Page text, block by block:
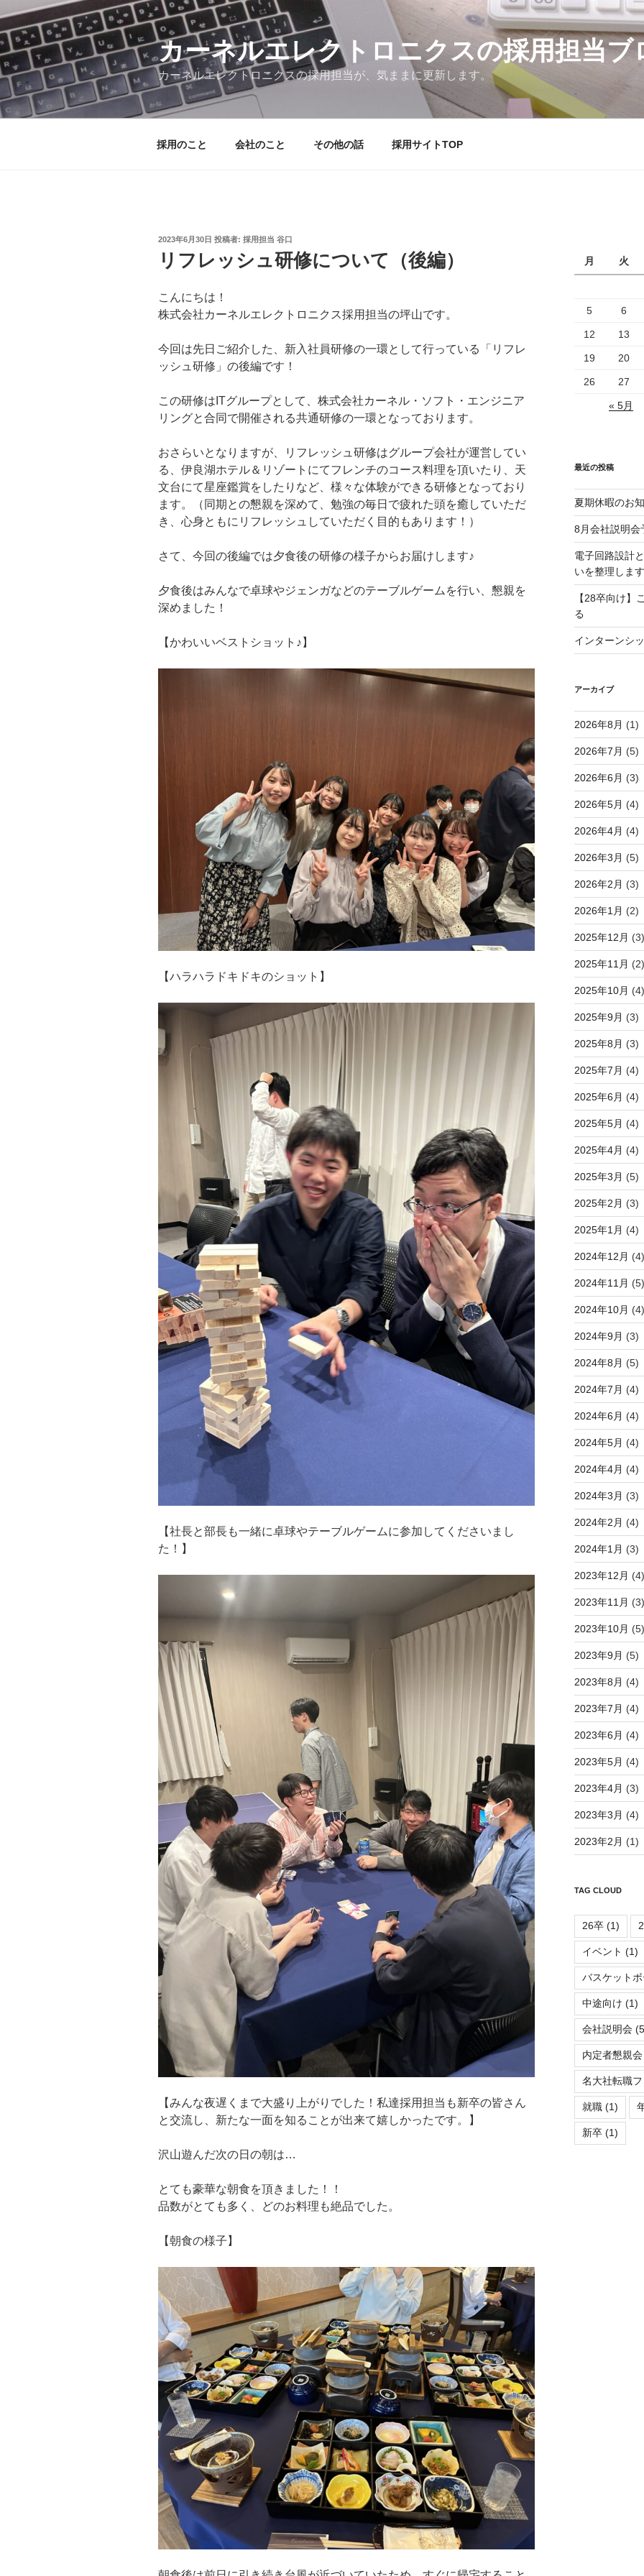
テ
ン
ツ
へ
ス
カーネルエレクトロニクスの採用担当ブ
カーネルエレクトロニクスの採用担当が、気ままに更新します。
採用のこと 会社のこと その他の話 採用サイトTOP
投
日:
2023年6月30日 投稿者: 採用担当 谷口
リフレッシュ研修について（後編）
こんにちは！
株式会社カーネルエレクトロニクス採用担当の坪山です。
今回は先日ご紹介した、新入社員研修の一環として行っている「リフレ
ッシュ研修」の後編です！
この研修はITグループとして、株式会社カーネル・ソフト・エンジニア
リングと合同で開催される共通研修の一環となっております。
おさらいとなりますが、リフレッシュ研修はグループ会社が運営してい
る、伊良湖ホテル＆リゾートにてフレンチのコース料理を頂いたり、天
文台にて星座鑑賞をしたりなど、様々な体験ができる研修となっており
ます。（同期との懇親を深めて、勉強の毎日で疲れた頭を癒していただ
き、心身ともにリフレッシュしていただく目的もあります！）
さて、今回の後編では夕食後の研修の様子からお届けします♪
夕食後はみんなで卓球やジェンガなどのテーブルゲームを行い、懇親を
深めました！
【かわいいベストショット♪】
【ハラハラドキドキのショット】
【社長と部長も一緒に卓球やテーブルゲームに参加してくださいまし
た！】
【みんな夜遅くまで大盛り上がりでした！私達採用担当も新卒の皆さん
と交流し、新たな一面を知ることが出来て嬉しかったです。】
沢山遊んだ次の日の朝は…
とても豪華な朝食を頂きました！！
品数がとても多く、どのお料理も絶品でした。
【朝食の様子】
月 火
5 6
12 13
19 20
26 27
« 5月
最近の投稿
夏期休暇のお
8月会社説明会
電子回路設計
いを整理します
【28卒向け】
る
インターンシ
アーカイブ
2026年8月 (1)
2026年7月 (5)
2026年6月 (3)
2026年5月 (4)
2026年4月 (4)
2026年3月 (5)
2026年2月 (3)
2026年1月 (2)
2025年12月 (3)
2025年11月 (2)
2025年10月 (4)
2025年9月 (3)
2025年8月 (3)
2025年7月 (4)
2025年6月 (4)
2025年5月 (4)
2025年4月 (4)
2025年3月 (5)
2025年2月 (3)
2025年1月 (4)
2024年12月 (4)
2024年11月 (5)
2024年10月 (4)
2024年9月 (3)
2024年8月 (5)
2024年7月 (4)
2024年6月 (4)
2024年5月 (4)
2024年4月 (4)
2024年3月 (3)
2024年2月 (4)
2024年1月 (3)
2023年12月 (4)
2023年11月 (3)
2023年10月 (5)
2023年9月 (5)
2023年8月 (4)
2023年7月 (4)
2023年6月 (4)
2023年5月 (4)
2023年4月 (3)
2023年3月 (4)
2023年2月 (1)
TAG CLOUD
26卒(1)
イベント (1)
バスケット
中途向け (1)
会社説明会
内定者懇親会
名大社転職
就職(1)
新卒(1)